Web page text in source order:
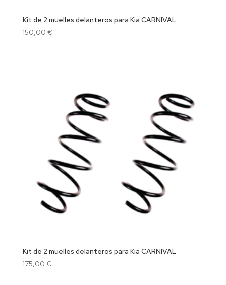
Kit de 2 muelles delanteros para Kia CARNIVAL
150,00 €
Kit de 2 muelles delanteros para Kia CARNIVAL
175,00 €